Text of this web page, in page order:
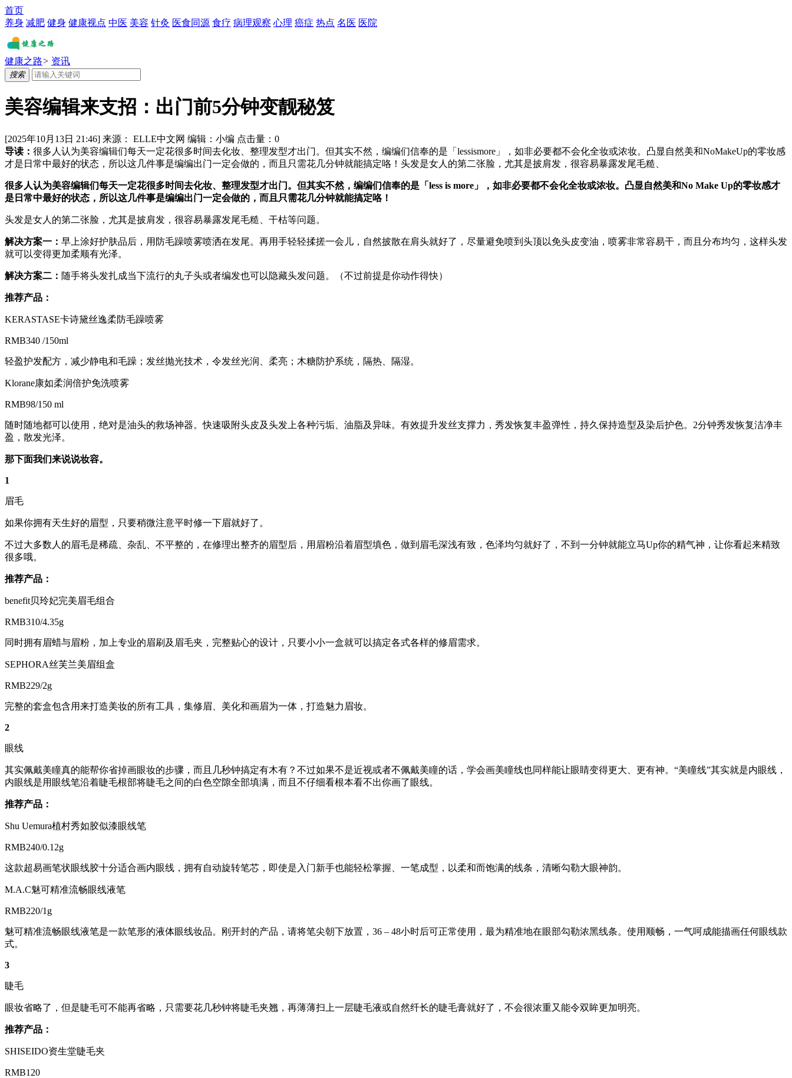
首页
养身 减肥 健身 健康视点 中医 美容 针灸 医食同源 食疗 病理观察 心理 癌症 热点 名医 医院
健康之路> 资讯
搜索
美容编辑来支招：出门前5分钟变靓秘笈
[2025年10月13日 21:46] 来源： ELLE中文网 编辑： 小编 点击量： 0
导读： 很多人认为美容编辑们每天一定花很多时间去化妆、整理发型才出门。但其实不然，编编们信奉的是「lessismore」，如非必要都不会化全妆或浓妆。凸显自然美和NoMakeUp的零妆感
才是日常中最好的状态，所以这几件事是编编出门一定会做的，而且只需花几分钟就能搞定咯！头发是女人的第二张脸，尤其是披肩发，很容易暴露发尾毛糙、
很多人认为美容编辑们每天一定花很多时间去化妆、整理发型才出门。但其实不然，编编们信奉的是「less is more」，如非必要都不会化全妆或浓妆。凸显自然美和No Make Up的零妆感才
是日常中最好的状态，所以这几件事是编编出门一定会做的，而且只需花几分钟就能搞定咯！
头发是女人的第二张脸，尤其是披肩发，很容易暴露发尾毛糙、干枯等问题。
解决方案一： 早上涂好护肤品后，用防毛躁喷雾喷洒在发尾。再用手轻轻揉搓一会儿，自然披散在肩头就好了，尽量避免喷到头顶以免头皮变油，喷雾非常容易干，而且分布均匀，这样头发
就可以变得更加柔顺有光泽。
解决方案二： 随手将头发扎成当下流行的丸子头或者编发也可以隐藏头发问题。（不过前提是你动作得快）
推荐产品：
KERASTASE卡诗黛丝逸柔防毛躁喷雾
RMB340 /150ml
轻盈护发配方，减少静电和毛躁；发丝抛光技术，令发丝光润、柔亮；木糖防护系统，隔热、隔湿。
Klorane康如柔润倍护免洗喷雾
RMB98/150 ml
随时随地都可以使用，绝对是油头的救场神器。快速吸附头皮及头发上各种污垢、油脂及异味。有效提升发丝支撑力，秀发恢复丰盈弹性，持久保持造型及染后护色。2分钟秀发恢复洁净丰
盈，散发光泽。
那下面我们来说说妆容。
1
眉毛
如果你拥有天生好的眉型，只要稍微注意平时修一下眉就好了。
不过大多数人的眉毛是稀疏、杂乱、不平整的，在修理出整齐的眉型后，用眉粉沿着眉型填色，做到眉毛深浅有致，色泽均匀就好了，不到一分钟就能立马Up你的精气神，让你看起来精致
很多哦。
推荐产品：
benefit贝玲妃完美眉毛组合
RMB310/4.35g
同时拥有眉蜡与眉粉，加上专业的眉刷及眉毛夹，完整贴心的设计，只要小小一盒就可以搞定各式各样的修眉需求。
SEPHORA丝芙兰美眉组盒
RMB229/2g
完整的套盒包含用来打造美妆的所有工具，集修眉、美化和画眉为一体，打造魅力眉妆。
2
眼线
其实佩戴美瞳真的能帮你省掉画眼妆的步骤，而且几秒钟搞定有木有？不过如果不是近视或者不佩戴美瞳的话，学会画美瞳线也同样能让眼睛变得更大、更有神。“美瞳线”其实就是内眼线，
内眼线是用眼线笔沿着睫毛根部将睫毛之间的白色空隙全部填满，而且不仔细看根本看不出你画了眼线。
推荐产品：
Shu Uemura植村秀如胶似漆眼线笔
RMB240/0.12g
这款超易画笔状眼线胶十分适合画内眼线，拥有自动旋转笔芯，即使是入门新手也能轻松掌握、一笔成型，以柔和而饱满的线条，清晰勾勒大眼神韵。
M.A.C魅可精准流畅眼线液笔
RMB220/1g
魅可精准流畅眼线液笔是一款笔形的液体眼线妆品。刚开封的产品，请将笔尖朝下放置，36 – 48小时后可正常使用，最为精准地在眼部勾勒浓黑线条。使用顺畅，一气呵成能描画任何眼线款
式。
3
睫毛
眼妆省略了，但是睫毛可不能再省略，只需要花几秒钟将睫毛夹翘，再薄薄扫上一层睫毛液或自然纤长的睫毛膏就好了，不会很浓重又能令双眸更加明亮。
推荐产品：
SHISEIDO资生堂睫毛夹
RMB120